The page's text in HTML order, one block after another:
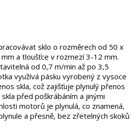
sklo o rozměrech od 50 x
a tloušťce v rozmezí 3-12 mm.
od 0,7 m/min až po 3,5
využívá pásku vyrobený z vysoce
skla, což zajišťuje plynulý přenos
před poškrábáním a jinými
motorů je plynulá, co znamená,
a přesně, bez zřetelných skoků